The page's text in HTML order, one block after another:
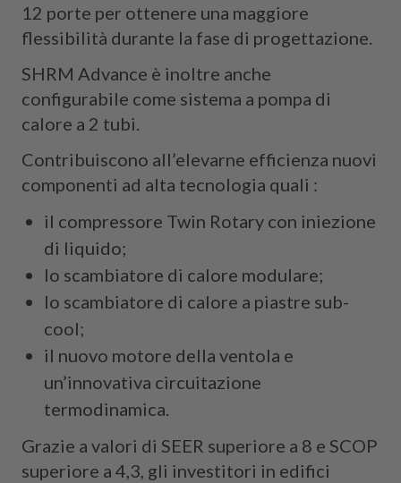
12 porte per ottenere una maggiore
flessibilità durante la fase di progettazione.
SHRM Advance è inoltre anche
configurabile come sistema a pompa di
calore a 2 tubi.
Contribuiscono all’elevarne efficienza nuovi
componenti ad alta tecnologia quali :
il compressore Twin Rotary con iniezione
di liquido;
lo scambiatore di calore modulare;
lo scambiatore di calore a piastre sub-
cool;
il nuovo motore della ventola e
un’innovativa circuitazione
termodinamica.
Grazie a valori di SEER superiore a 8 e SCOP
superiore a 4,3, gli investitori in edifici